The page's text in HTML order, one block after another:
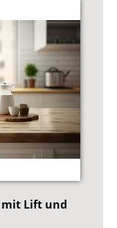
Lift und